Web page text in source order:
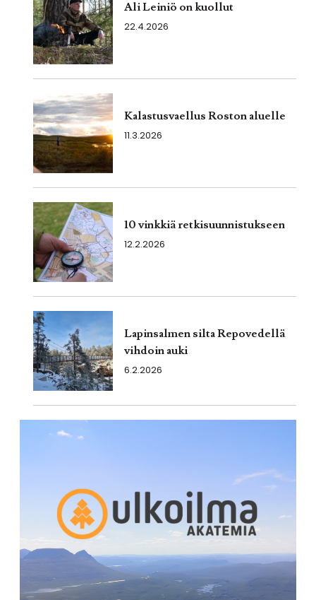
Ali Leiniö on kuollut
22.4.2026
Kalastusvaellus Roston aluelle
11.3.2026
10 vinkkiä retkisuunnistukseen
12.2.2026
Lapinsalmen silta Repovedellä
vihdoin auki
6.2.2026